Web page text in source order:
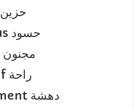
Sad حزين
Envious حسود
Crazy مجنون
Relief راحة
Astonishment دهشة